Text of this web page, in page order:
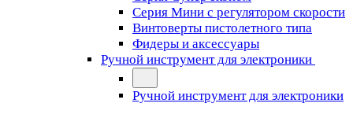
Серия Мини с регулятором скорости
Винтоверты пистолетного типа
Фидеры и аксессуары
Ручной инструмент для электроники
Ручной инструмент для электроники